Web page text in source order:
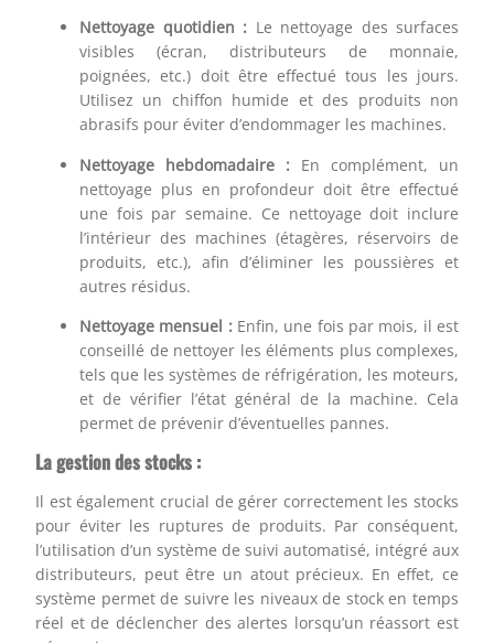
Nettoyage quotidien : Le nettoyage des surfaces
visibles (écran, distributeurs de monnaie,
poignées, etc.) doit être effectué tous les jours.
Utilisez un chiffon humide et des produits non
abrasifs pour éviter d’endommager les machines.
Nettoyage hebdomadaire : En complément, un
nettoyage plus en profondeur doit être effectué
une fois par semaine. Ce nettoyage doit inclure
l’intérieur des machines (étagères, réservoirs de
produits, etc.), afin d’éliminer les poussières et
autres résidus.
Nettoyage mensuel :Enfin, une fois par mois, il est
conseillé de nettoyer les éléments plus complexes,
tels que les systèmes de réfrigération, les moteurs,
et de vérifier l’état général de la machine. Cela
permet de prévenir d’éventuelles pannes.
La gestion des stocks :
Il est également crucial de gérer correctement les stocks
pour éviter les ruptures de produits. Par conséquent,
l’utilisation d’un système de suivi automatisé, intégré aux
distributeurs, peut être un atout précieux. En effet, ce
système permet de suivre les niveaux de stock en temps
réel et de déclencher des alertes lorsqu’un réassort est